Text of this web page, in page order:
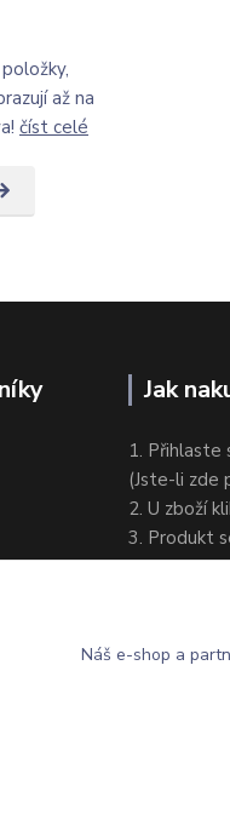
až na
číst celé
Jak
1. Přihlaste
(Jste-li zde
2. U zboží
3. Produkt
4. Zvolte
Náš e-shop a